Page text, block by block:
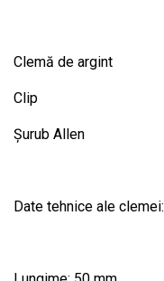
Clemă de argint
Clip
Șurub Allen
Date tehnice ale clemei: